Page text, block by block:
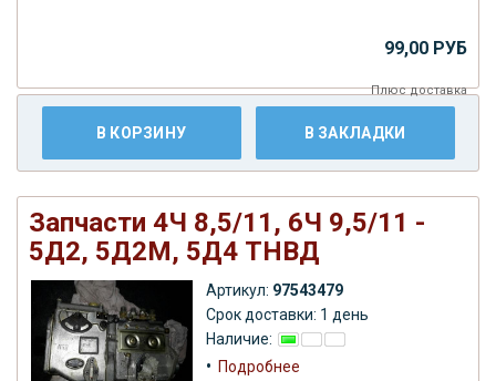
99,00 РУБ
Плюсдоставка
В КОРЗИНУ В ЗАКЛАДКИ
Запчасти 4Ч 8,5/11, 6Ч 9,5/11 -
5Д2, 5Д2М, 5Д4 ТНВД
Артикул: 97543479
Срок доставки: 1 день
Наличие:
• Подробнее